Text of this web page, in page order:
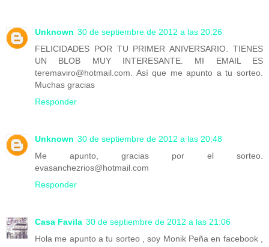
Unknown 30 de septiembre de 2012 a las 20:26
FELICIDADES POR TU PRIMER ANIVERSARIO. TIENES
UN BLOB MUY INTERESANTE. MI EMAIL ES
teremaviro@hotmail.com. Así que me apunto a tu sorteo.
Muchas gracias
Responder
Unknown 30 de septiembre de 2012 a las 20:48
Me apunto, gracias por el sorteo.
evasanchezrios@hotmail.com
Responder
Casa Favila 30 de septiembre de 2012 a las 21:06
Hola me apunto a tu sorteo , soy Monik Peña en facebook ,